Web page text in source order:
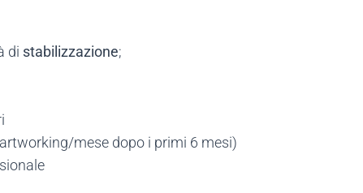
di stabilizzazione;
mese dopo i primi 6 mesi)